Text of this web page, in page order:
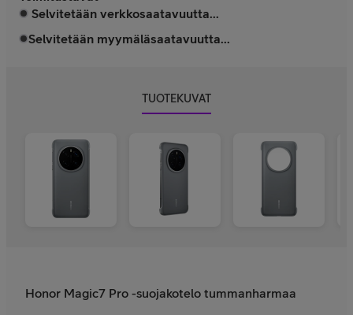
Selvitetään verkkosaatavuutta...
Selvitetään myymäläsaatavuutta...
TUOTEKUVAT
Honor Magic7 Pro -suojakotelo tummanharmaa